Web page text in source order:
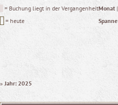
= Buchung liegt in der Vergangenheit
= heute
Monat|
Spanne
» Jahr: 2025